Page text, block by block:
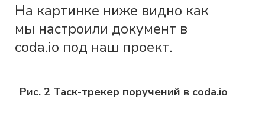
На картинке ниже видно как
мы настроили документ в
coda.io под наш проект.
Рис. 2 Таск-трекер поручений в coda.io